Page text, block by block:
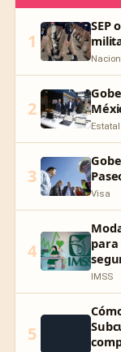
1
SEP
2
Estatal
3
Visa
4
IMSS
5